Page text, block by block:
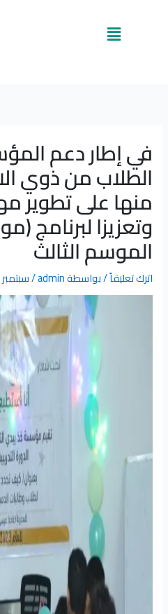
القائمة
في إطار دعم
الطلاب من ذوي
منها على تطوير
وتعزيزا لبرنامج
الموسم الثالث
اترك تعليقاً/ بواسطةadmin
/سبتمبر 5, 2023